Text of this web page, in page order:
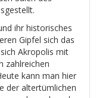
ihr historisches
Gipfel sich das
Akropolis mit
zahlreichen
kann man hier
der altertümlichen